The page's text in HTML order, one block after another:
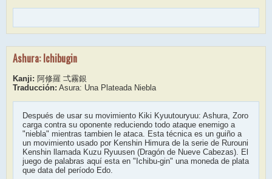
Ashura: Ichibugin
Kanji: 阿修羅 弌霧銀
Traducción: Asura: Una Plateada Niebla
Después de usar su movimiento Kiki Kyuutouryuu: Ashura, Zoro
carga contra su oponente reduciendo todo ataque enemigo a
"niebla" mientras tambien le ataca. Esta técnica es un guiño a
un movimiento usado por Kenshin Himura de la serie de Rurouni
Kenshin llamada Kuzu Ryuusen (Dragón de Nueve Cabezas). El
juego de palabras aquí esta en "Ichibu-gin" una moneda de plata
que data del período Edo.